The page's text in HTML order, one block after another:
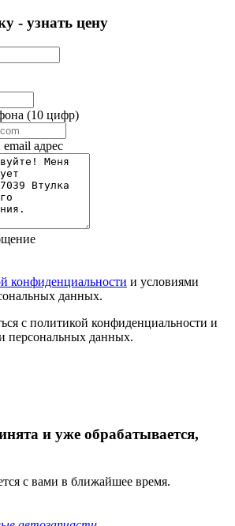
- узнать цену
(10 цифр)
адрес
конфиденциальности и условиями
данных.
с политикой конфиденциальности и
персональных данных.
и уже обрабатывается,
с вами в ближайшее время.